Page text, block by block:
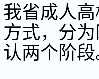
我省成人
方式，分
认两个阶段